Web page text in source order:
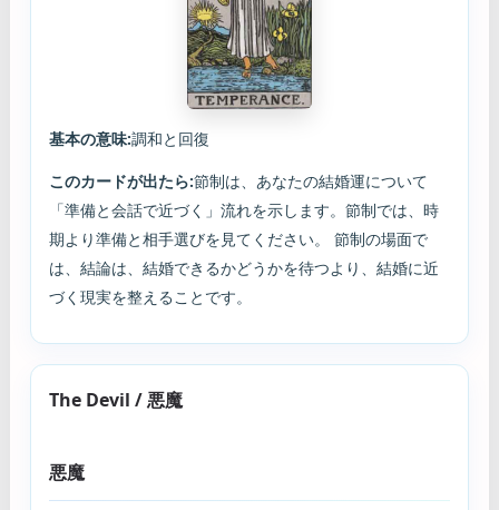
基本の意味:調和と回復
このカードが出たら:節制は、あなたの結婚運について
「準備と会話で近づく」流れを示します。節制では、時
期より準備と相手選びを見てください。 節制の場面で
は、結論は、結婚できるかどうかを待つより、結婚に近
づく現実を整えることです。
The Devil / 悪魔
悪魔